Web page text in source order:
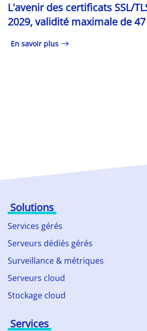
L'avenir des certificats SSL/
2029, validité maximale de
En savoir plus
Solutions
Services gérés
Serveurs dédiés gérés
Surveillance & métriques
Serveurs cloud
Stockage cloud
Services